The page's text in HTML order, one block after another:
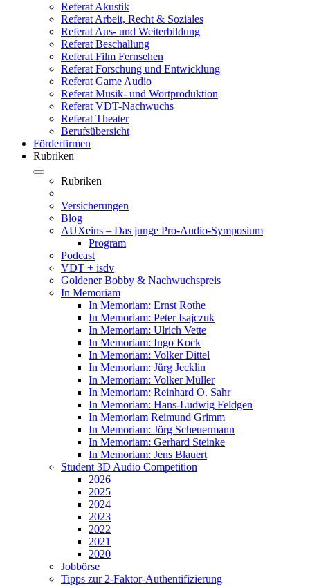
Referat Akustik
Referat Arbeit, Recht & Soziales
Referat Aus- und Weiterbildung
Referat Beschallung
Referat Film Fernsehen
Referat Forschung und Entwicklung
Referat Game Audio
Referat Musik- und Wortproduktion
Referat VDT-Nachwuchs
Referat Theater
Berufsübersicht
Förderfirmen
Rubriken
Rubriken
Versicherungen
Blog
AUXeins – Das junge Pro-Audio-Symposium
Program
Podcast
VDT + isdv
Goldener Bobby & Nachwuchspreis
In Memoriam
In Memoriam: Ernst Rothe
In Memoriam: Peter Isajczuk
In Memoriam: Ulrich Vette
In Memoriam: Ingo Kock
In Memoriam: Volker Dittel
In Memoriam: Jürg Jecklin
In Memoriam: Volker Müller
In Memoriam: Reinhard O. Sahr
In Memoriam: Hans-Ludwig Feldgen
In Memoriam Reimund Grimm
In Memoriam: Jörg Scheuermann
In Memoriam: Gerhard Steinke
In Memoriam: Jens Blauert
Student 3D Audio Competition
2026
2025
2024
2023
2022
2021
2020
Jobbörse
Tipps zur 2-Faktor-Authentifizierung